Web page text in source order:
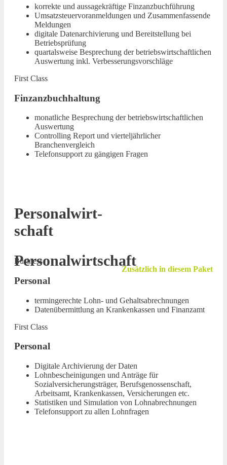
korrekte und aussagekräftige Finzanzbuchführung
Umsatzsteuervoranmeldungen und Zusammenfassende
Meldungen
digitale Datenarchivierung und Bereitstellung bei
Betriebsprüfung
quartalsweise Besprechung der betriebswirtschaftlichen
Auswertung inkl. Verbesserungsvorschläge
First Class
Finzanzbuchhaltung
monatliche Besprechung der betriebswirtschaftlichen
Auswertung
Controlling Report und vierteljährlicher
Branchenvergleich
Telefonsupport zu gängigen Fragen
Personalwirt-
schaft
Personalwirtschaft
Zusätzlich in diesem Paket
Business
Personal
termingerechte Lohn- und Gehaltsabrechnungen
Datenübermittlung an Krankenkassen und Finanzamt
First Class
Personal
Digitale Archivierung der Daten
Lohnbescheinigungen und Anträge für
Sozialversicherungsträger, Berufsgenossenschaft,
Arbeitsamt, Krankenkassen, Versicherungen etc.
Statistiken und Simulation von Lohnabrechnungen
Telefonsupport zu allen Lohnfragen